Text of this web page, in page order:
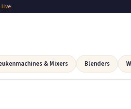
live
& Mixers Blenders